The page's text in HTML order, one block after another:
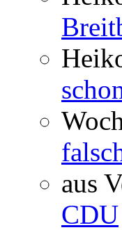
aus
CDU